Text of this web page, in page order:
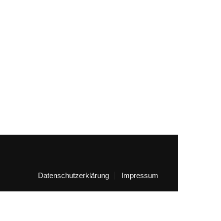
Datenschutzerklärung Impressum